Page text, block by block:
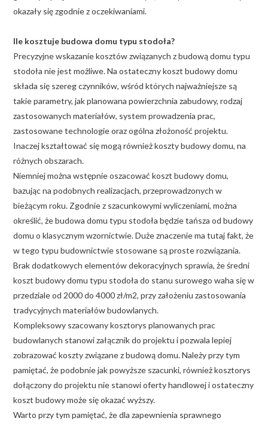
okazały się zgodnie z oczekiwaniami.
Ile kosztuje budowa domu typu stodoła?
Precyzyjne wskazanie kosztów związanych z budową domu typu
stodoła nie jest możliwe. Na ostateczny koszt budowy domu
składa się szereg czynników, wśród których najważniejsze są
takie parametry, jak planowana powierzchnia zabudowy, rodzaj
zastosowanych materiałów, system prowadzenia prac,
zastosowane technologie oraz ogólna złożoność projektu.
Inaczej kształtować się mogą również koszty budowy domu, na
różnych obszarach.
Niemniej można wstępnie oszacować koszt budowy domu,
bazując na podobnych realizacjach, przeprowadzonych w
bieżącym roku. Zgodnie z szacunkowymi wyliczeniami, można
określić, że budowa domu typu stodoła będzie tańsza od budowy
domu o klasycznym wzornictwie. Duże znaczenie ma tutaj fakt, że
w tego typu budownictwie stosowane są proste rozwiązania.
Brak dodatkowych elementów dekoracyjnych sprawia, że średni
koszt budowy domu typu stodoła do stanu surowego waha się w
przedziale od 2000 do 4000 zł/m2, przy założeniu zastosowania
tradycyjnych materiałów budowlanych.
Kompleksowy szacowany kosztorys planowanych prac
budowlanych stanowi załącznik do projektu i pozwala lepiej
zobrazować koszty związane z budową domu. Należy przy tym
pamiętać, że podobnie jak powyższe szacunki, również kosztorys
dołączony do projektu nie stanowi oferty handlowej i ostateczny
koszt budowy może się okazać wyższy.
Warto przy tym pamiętać, że dla zapewnienia sprawnego